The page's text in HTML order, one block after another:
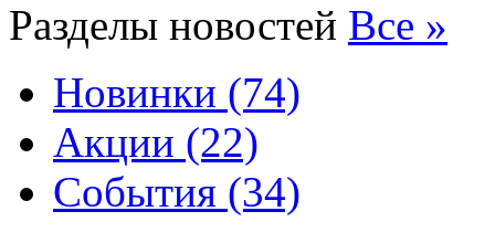
Разделы новостей Все »
Новинки (74)
Акции (22)
События (34)